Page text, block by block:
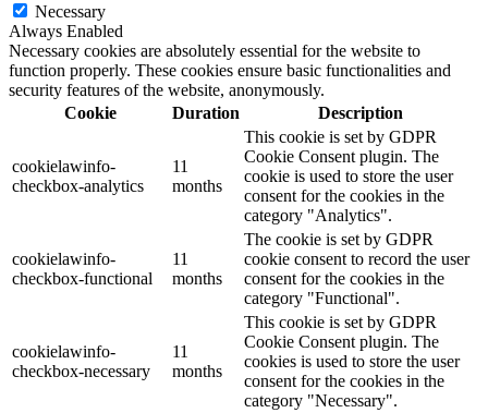
Necessary
Always Enabled
Necessary cookies are absolutely essential for the website to
function properly. These cookies ensure basic functionalities and
security features of the website, anonymously.
Cookie
Duration Description
cookielawinfo-
checkbox-analytics
11
months
This cookie is set by GDPR
Cookie Consent plugin. The
cookie is used to store the user
consent for the cookies in the
category "Analytics".
cookielawinfo-
checkbox-functional
11
months
The cookie is set by GDPR
cookie consent to record the user
consent for the cookies in the
category "Functional".
cookielawinfo-
checkbox-necessary
11
months
This cookie is set by GDPR
Cookie Consent plugin. The
cookies is used to store the user
consent for the cookies in the
category "Necessary".